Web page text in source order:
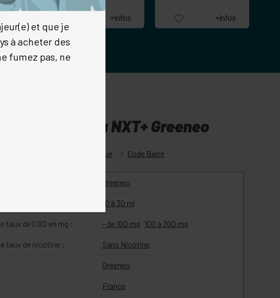
+Infos +Infos
Rouge Amnesia NXT+ Greeneo
Fiche technique Code Barre
Greeneo
10 à 30 ml
taux de CBD en mg : - de 100 mg 100 à 300 mg
taux de nicotine : Sans Nicotine
Greeneo
France
et que je
à acheter des
fumez pas, ne